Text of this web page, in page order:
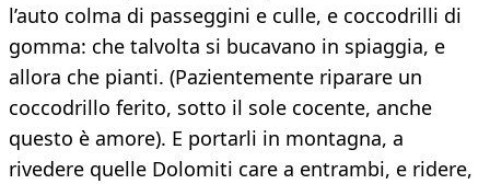
l’auto colma di passeggini e culle, e coccodrilli di
gomma: che talvolta si bucavano in spiaggia, e
allora che pianti. (Pazientemente riparare un
coccodrillo ferito, sotto il sole cocente, anche
questo è amore). E portarli in montagna, a
rivedere quelle Dolomiti care a entrambi, e ridere,